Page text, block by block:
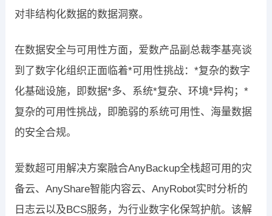
对非结构化数据的数据洞察。
在数据安全与可用性方面，爱数产品副总裁李基亮谈
到了数字化组织正面临着*可用性挑战：*复杂的数字
化基础设施，即数据*多、系统*复杂、环境*异构；*
复杂的可用性挑战，即脆弱的系统可用性、海量数据
的安全合规。
爱数超可用解决方案融合AnyBackup全栈超可用的灾
备云、AnyShare智能内容云、AnyRobot实时分析的
日志云以及BCS服务，为行业数字化保驾护航。该解